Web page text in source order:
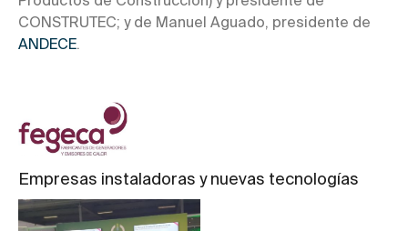
CONSTRUTEC; y de Manuel Aguado, presidente de
ANDECE.
Empresas instaladoras y nuevas tecnologías